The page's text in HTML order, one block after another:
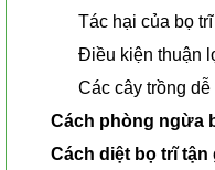
Tác hại của bọ
Điều kiện thuận
Các cây trồng
Cách phòng ngừa
Cách diệt bọ trĩ tận